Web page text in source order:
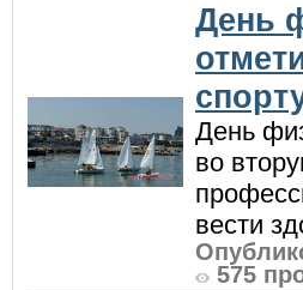
День
День
во
вести
575